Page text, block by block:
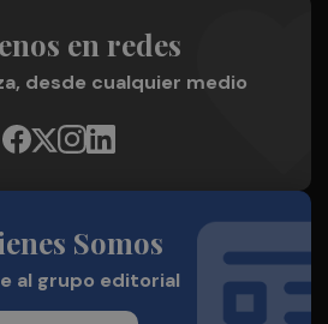
en redes
desde cualquier medio
Somos
al grupo editorial